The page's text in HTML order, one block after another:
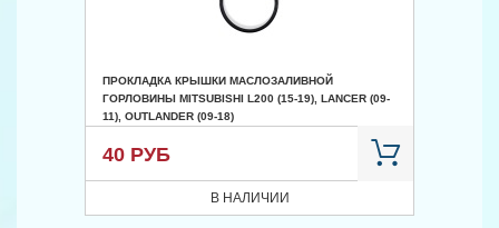
ПРОКЛАДКА КРЫШКИ МАСЛОЗАЛИВНОЙ
ГОРЛОВИНЫ MITSUBISHI L200 (15-19), LANCER (09-
11), OUTLANDER (09-18)
40 РУБ
В НАЛИЧИИ